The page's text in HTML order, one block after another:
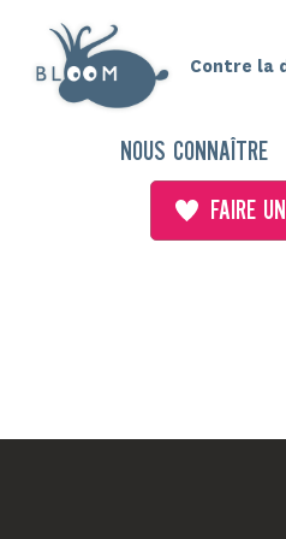
Contre la
NOUS CONNAÎTRE
FAIRE